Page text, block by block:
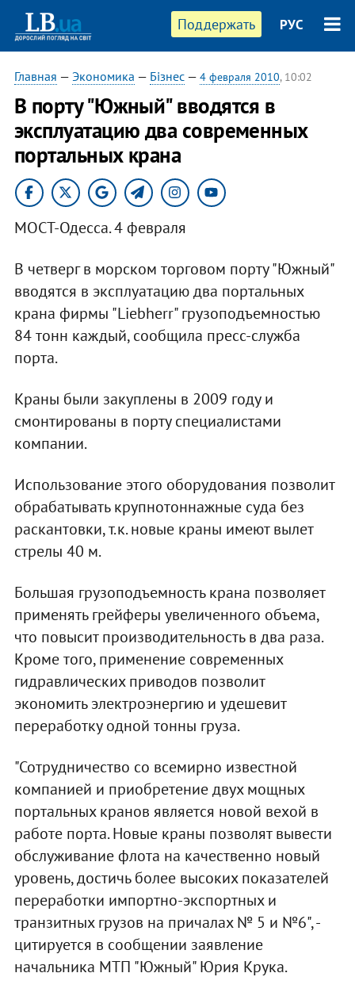
Поддержать РУС
Главная — Экономика — Бізнес— 4 февраля 2010, 10:02
В порту "Южный" вводятся в
эксплуатацию два современных
портальных крана
МОСТ-Одесса. 4 февраля
В четверг в морском торговом порту "Южный"
вводятся в эксплуатацию два портальных
крана фирмы "Liebherr" грузоподъемностью
84 тонн каждый, сообщила пресс-служба
порта.
Краны были закуплены в 2009 году и
смонтированы в порту специалистами
компании.
Использование этого оборудования позволит
обрабатывать крупнотоннажные суда без
раскантовки, т.к. новые краны имеют вылет
стрелы 40 м.
Большая грузоподъемность крана позволяет
применять грейферы увеличенного объема,
что повысит производительность в два раза.
Кроме того, применение современных
гидравлических приводов позволит
экономить электроэнергию и удешевит
переработку одной тонны груза.
"Сотрудничество со всемирно известной
компанией и приобретение двух мощных
портальных кранов является новой вехой в
работе порта. Новые краны позволят вывести
обслуживание флота на качественно новый
уровень, достичь более высоких показателей
переработки импортно-экспортных и
транзитных грузов на причалах № 5 и №6", -
цитируется в сообщении заявление
начальника МТП "Южный" Юрия Крука.